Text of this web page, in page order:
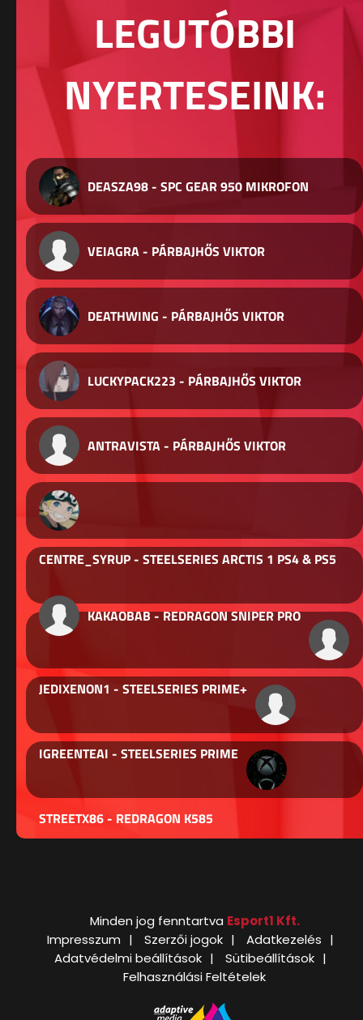
LEGUTÓBBI
NYERTESEINK:
DEASZA98 - SPC GEAR 950 MIKROFON
VEIAGRA - PÁRBAJHŐS VIKTOR
DEATHWING - PÁRBAJHŐS VIKTOR
LUCKYPACK223 - PÁRBAJHŐS VIKTOR
ANTRAVISTA - PÁRBAJHŐS VIKTOR
CENTRE_SYRUP - STEELSERIES ARCTIS 1 PS4 & PS5
KAKAOBAB - REDRAGON SNIPER PRO
JEDIXENON1 - STEELSERIES PRIME+
IGREENTEAI - STEELSERIES PRIME
STREETX86 - REDRAGON K585
Minden jog fenntartva Esport1 Kft.
Impresszum
Szerzői jogok
Adatkezelés
Adatvédelmi beállítások
Sütibeállítások
Felhasználási Feltételek